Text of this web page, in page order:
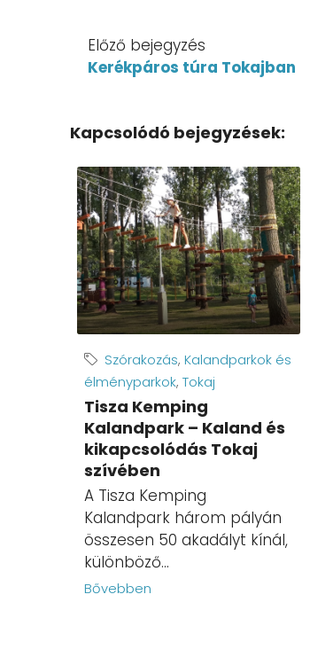
Előző bejegyzés
Kerékpáros túra Tokajban
Kapcsolódó bejegyzések:
Szórakozás, Kalandparkok és
élményparkok, Tokaj
Tisza Kemping
Kalandpark – Kaland és
kikapcsolódás Tokaj
szívében
A Tisza Kemping
Kalandpark három pályán
összesen 50 akadályt kínál,
különböző...
Bővebben